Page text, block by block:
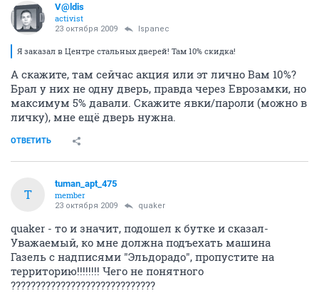
V@ldis
activist
23 октября 2009 Ispanec
Я заказал в Центре стальных дверей! Там 10% скидка!
А скажите, там сейчас акция или эт лично Вам 10%?
Брал у них не одну дверь, правда через Еврозамки, но
максимум 5% давали. Скажите явки/пароли (можно в
личку), мне ещё дверь нужна.
ОТВЕТИТЬ
T
tuman_apt_475
member
23 октября 2009 quaker
quaker - то и значит, подошел к бутке и сказал-
Уважаемый, ко мне должна подъехать машина
Газель с надписями "Эльдорадо", пропустите на
территорию!!!!!!!! Чего не понятного
?????????????????????????????